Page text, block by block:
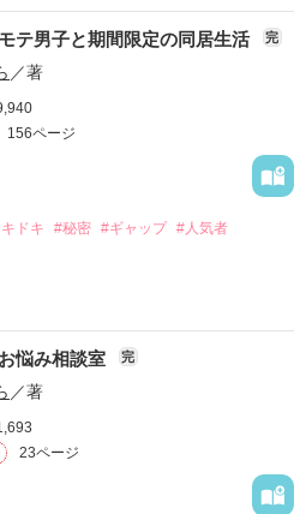
曲げる」
れたのか？」
火星。
るのだそう。
しむ一方──。
」
気味で……？
きますように。
くなっちゃった」
なたは、
。
活。
バラバラ。
ちにおいで”」
囁いてくれたり、
り、
」
っていました。
オ大賞」にエントリーしていま
して！
印象の綺麗なお顔。
西尾東馬！　よろしくね！」
テ男子と期間限定の同居生活 完
／著
156ページ
ドキ #秘密 #ギャップ #人気者
ことに。
悩み相談室 完
／著
23ページ